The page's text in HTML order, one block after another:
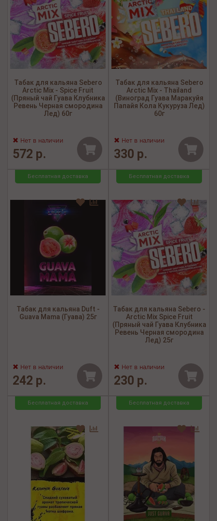
Табак для кальяна Sebero
Arctic Mix - Spice Fruit
(Пряный чай Гуава Клубника
Ревень Черная смородина
Лед) 60г
Нет в наличии
572 р.
Табак для кальяна Sebero
Arctic Mix - Thailand
(Виноград Гуава Маракуйя
Папайя Кола Кукуруза Лед)
60г
Нет в наличии
330 р.
Бесплатная доставка
Табак для кальяна Duft -
Guava Mama (Гуава) 25г
Нет в наличии
242 р.
Бесплатная доставка
Табак для кальяна Sebero -
Arctic Mix Spice Fruit
(Пряный чай Гуава Клубника
Ревень Черная смородина
Лед) 25г
Нет в наличии
230 р.
Бесплатная доставка Бесплатная доставка